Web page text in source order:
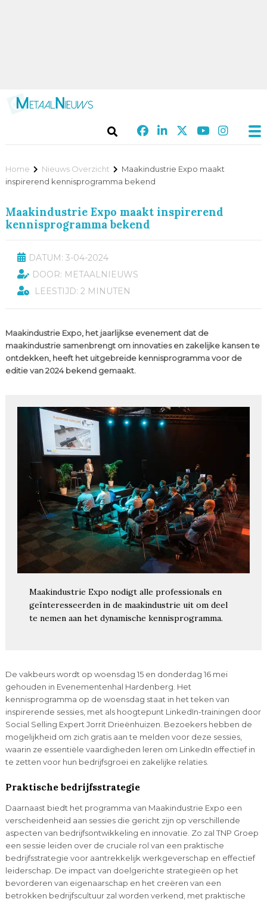
Home Nieuws Overzicht
Maakindustrie Expo maakt
inspirerend kennisprogramma bekend
Maakindustrie Expo maakt inspirerend
kennisprogramma bekend
DATUM: 3-04-2024
DOOR: METAALNIEUWS
LEESTIJD: 2 MINUTEN
Maakindustrie Expo, het jaarlijkse evenement dat de
maakindustrie samenbrengt om innovaties en zakelijke kansen te
ontdekken, heeft het uitgebreide kennisprogramma voor de
editie van 2024 bekend gemaakt.
Maakindustrie Expo nodigt alle professionals en
geïnteresseerden in de maakindustrie uit om deel
te nemen aan het dynamische kennisprogramma.
De vakbeurs wordt op woensdag 15 en donderdag 16 mei
gehouden in Evenementenhal Hardenberg. Het
kennisprogramma op de woensdag staat in het teken van
inspirerende sessies, met als hoogtepunt LinkedIn-trainingen door
Social Selling Expert Jorrit Drieënhuizen. Bezoekers hebben de
mogelijkheid om zich gratis aan te melden voor deze sessies,
waarin ze essentiële vaardigheden leren om LinkedIn effectief in
te zetten voor hun bedrijfsgroei en zakelijke relaties.
Praktische bedrijfsstrategie
Daarnaast biedt het programma van Maakindustrie Expo een
verscheidenheid aan sessies die gericht zijn op verschillende
aspecten van bedrijfsontwikkeling en innovatie. Zo zal TNP Groep
een sessie leiden over de cruciale rol van een praktische
bedrijfsstrategie voor aantrekkelijk werkgeverschap en effectief
leiderschap. De impact van doelgerichte strategieën op het
bevorderen van eigenaarschap en het creëren van een
betrokken bedrijfscultuur zal worden verkend, met praktische